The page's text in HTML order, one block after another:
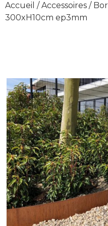
Accueil /Accessoires /
300xH10cm ep3mm